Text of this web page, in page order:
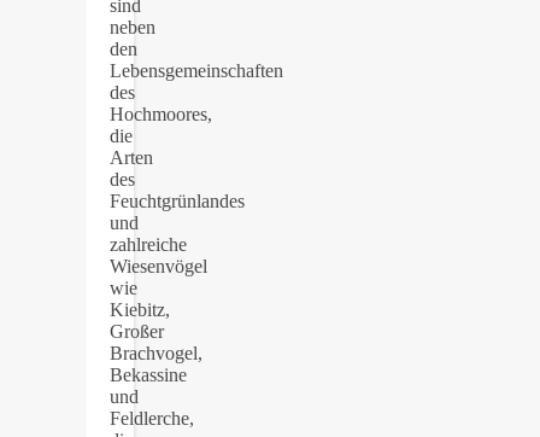
sind
neben
den
Lebensgemeinschaften
des
Hochmoores,
die
Arten
des
Feuchtgrünlandes
und
zahlreiche
Wiesenvögel
wie
Kiebitz,
Großer
Brachvogel,
Bekassine
und
Feldlerche,